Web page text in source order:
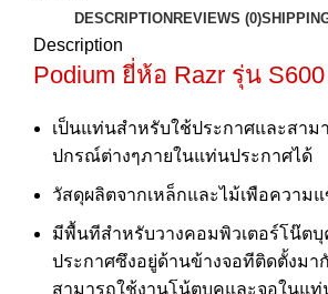
DESCRIPTION REVIEWS (0)
Description
Podium ยี่ห้อ Razr รุ่น S600
เป็นแท่นสําหรับใช้ประกาศและสาม
ปกรณ์ต่างๆภายในแท่นประกาศได้
วัสดุผลิตจากเหล็กและไม้เพือความ
มีพื้นทีสําหรับวางคอมพิวเตอร์โน๊ต
ประกาศซึงอยู่ด้านข้างจอทีติดตั้งมา
สามารถใช้งานโน้ตบุคและจอในแท่